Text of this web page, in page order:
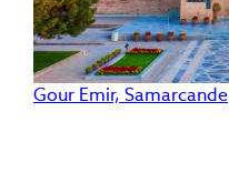
Gour Emir, Samarcande